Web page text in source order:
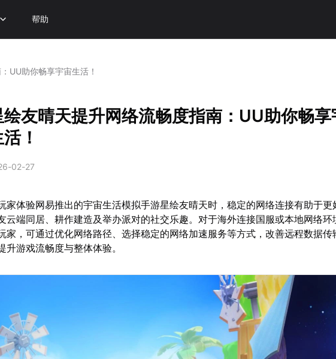
帮助
UU助你畅享宇宙生活！
绘友晴天提升网络流畅度指南：UU助你畅享
！
02-27
家体验网易推出的宇宙生活模拟手游星绘友晴天时，稳定的网络连接有助于更
云端同居、耕作建造及举办派对的社交乐趣。对于海外连接国服或本地网络环
家，可通过优化网络路径、选择稳定的网络加速服务等方式，改善远程数据传
升游戏流畅度与整体体验。